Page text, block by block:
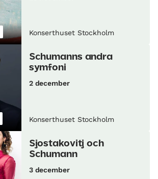
Konserthuset Stockholm
Schumanns andra
symfoni
2 december
Konserthuset Stockholm
Sjostakovitj och
Schumann
3 december